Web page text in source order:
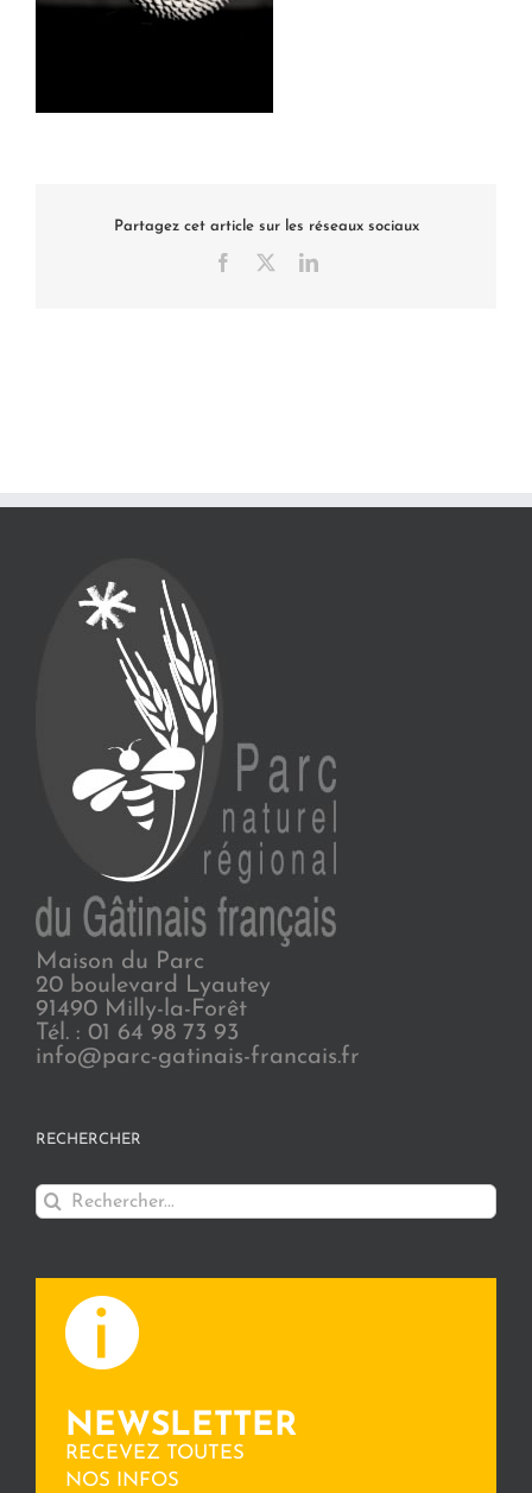
Partagez cet article sur les réseaux sociaux
Facebook LinkedIn
Maison du Parc
20 boulevard Lyautey
91490 Milly-la-Forêt
Tél. : 01 64 98 73 93
info@parc-gatinais-francais.fr
RECHERCHER
Rechercher:
NEWSLETTER
RECEVEZ TOUTES
NOS INFOS